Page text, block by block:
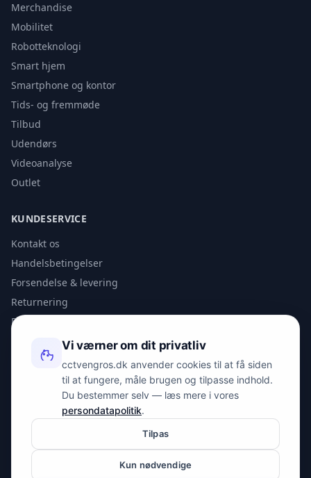
Merchandise
Mobilitet
Robotteknologi
Smart hjem
Smartphone og kontor
Tids- og fremmøde
Tilbud
Udendørs
Videoanalyse
Outlet
KUNDESERVICE
Kontakt os
Handelsbetingelser
Forsendelse & levering
Returnering
Privatlivspolitik
KONTAKT
info@spyman.dk
Peter Bangs Vej 153, 2000 Frederiksberg
Vi værner om dit privatliv
cctvengros.dk anvender cookies til at få siden
til at fungere, måle brugen og tilpasse indhold.
Du bestemmer selv — læs mere i vores
persondatapolitik.
Tilpas
Kun nødvendige